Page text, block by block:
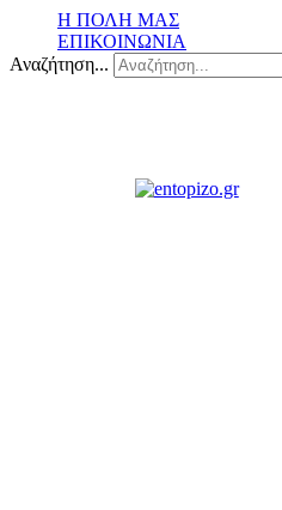
Η ΠΟΛΗ ΜΑΣ
ΕΠΙΚΟΙΝΩΝΙΑ
Αναζήτηση...